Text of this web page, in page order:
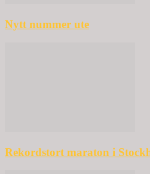
Nytt nummer ute
Rekordstort maraton i